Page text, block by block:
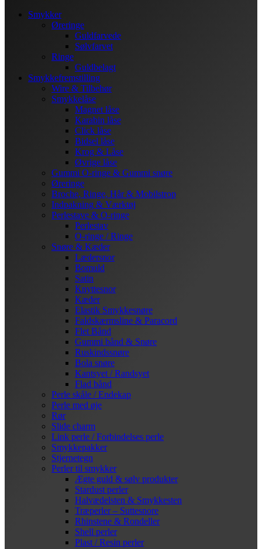
Smykker
Øreringe
Guldfarvede
Sølvfarvet
Ringe
Guldbelagt
Smykkefremstilling
Wire & Tilbehør
Smykkelåse
Magnet låse
Karabin låse
Click låse
Bidsel låse
Krog & Låse
Øvrige låse
Gummi O-ringe & Gummi snøre
Øreringe
Broche, Ringe, Hår & Mobilstrop
Indpakning & Værktøj
Perlestave & O-ringe
Perlestav
O-ringe / Ringe
Snøre & Kæder
Lædersnor
Bomuld
Satin
Knyttesnor
Kæder
Elastik Smykkesnøre
Faldskærmsline & Paracord
Flet Bånd
Gummi bånd & Snøre
Ruskindssnøre
Bola snøre
Kantsyet / Randsyet
Flad bånd
Perle skåle / Endekap
Perle med øje
Rør
Slide charm
Link perle / Forbindelses perle
Smykkepakker
Stjernetegn
Perler til smykker
Ægte guld & sølv produkter
Stardust perler
Halvædelsten & Smykkesten
Træperler – Suttesnore
Rhinstene & Rondeller
Shell perler
Plast / Resin perler